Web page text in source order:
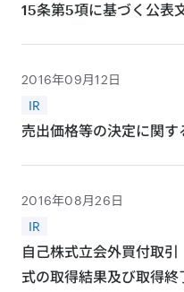
15条第5項に基づく公表文
2016年09月12日
IR
売出価格等の決定に関す
2016年08月26日
IR
自己株式立会外買付取
式の取得結果及び取得終